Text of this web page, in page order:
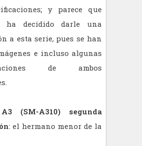
y parece que
ha decidido darle una
a esta serie, pues se han
e incluso algunas
de ambos
(SM-A310) segunda
: el hermano menor de la